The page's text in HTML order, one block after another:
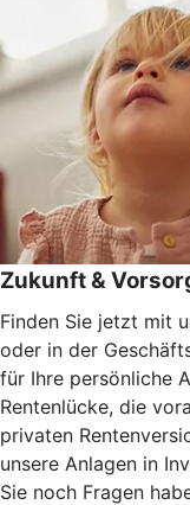
Zukunft &
Finden Sie jetzt mit
oder in der
für Ihre persönliche
Rentenlücke, die
privaten
unsere Anlagen in
Sie noch Fragen